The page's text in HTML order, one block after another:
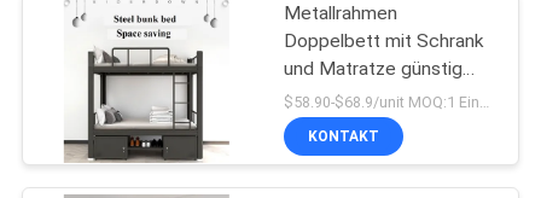
PRIVACY
POLICY
Metallschubladen
Metallrahmen
Doppelbett mit Schrank
und Matratze günstig
Preis gute Qualität
KONTAKT